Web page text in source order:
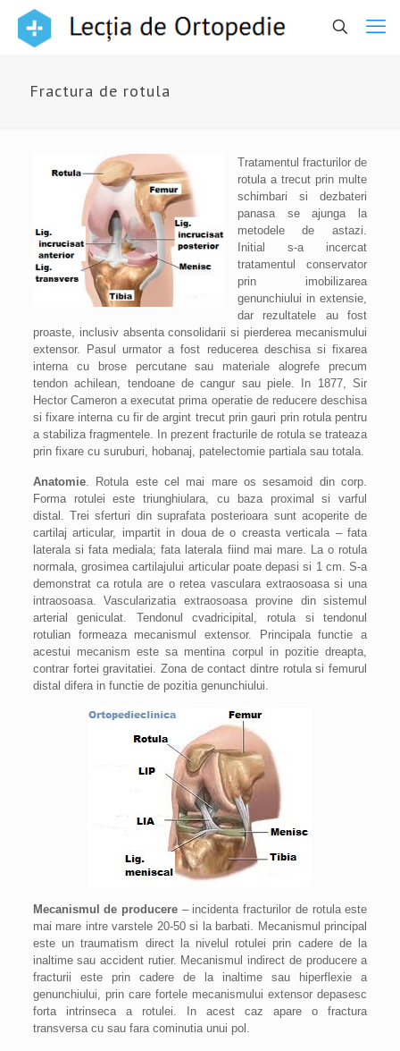
Fractura de rotula
Tratamentul fracturilor de
rotula a trecut prin multe
schimbari si dezbateri
panasa se ajunga la
metodele de astazi.
Initial s-a incercat
tratamentul conservator
prin imobilizarea
genunchiului in extensie,
dar rezultatele au fost
proaste, inclusiv absenta consolidarii si pierderea mecanismului
extensor. Pasul urmator a fost reducerea deschisa si fixarea
interna cu brose percutane sau materiale alogrefe precum
tendon achilean, tendoane de cangur sau piele. In 1877, Sir
Hector Cameron a executat prima operatie de reducere deschisa
si fixare interna cu fir de argint trecut prin gauri prin rotula pentru
a stabiliza fragmentele. In prezent fracturile de rotula se trateaza
prin fixare cu suruburi, hobanaj, patelectomie partiala sau totala.
Anatomie. Rotula este cel mai mare os sesamoid din corp.
Forma rotulei este triunghiulara, cu baza proximal si varful
distal. Trei sferturi din suprafata posterioara sunt acoperite de
cartilaj articular, impartit in doua de o creasta verticala – fata
laterala si fata mediala; fata laterala fiind mai mare. La o rotula
normala, grosimea cartilajului articular poate depasi si 1 cm. S-a
demonstrat ca rotula are o retea vasculara extraosoasa si una
intraosoasa. Vascularizatia extraosoasa provine din sistemul
arterial geniculat. Tendonul cvadricipital, rotula si tendonul
rotulian formeaza mecanismul extensor. Principala functie a
acestui mecanism este sa mentina corpul in pozitie dreapta,
contrar fortei gravitatiei. Zona de contact dintre rotula si femurul
distal difera in functie de pozitia genunchiului.
Mecanismul de producere – incidenta fracturilor de rotula este
mai mare intre varstele 20-50 si la barbati. Mecanismul principal
este un traumatism direct la nivelul rotulei prin cadere de la
inaltime sau accident rutier. Mecanismul indirect de producere a
fracturii este prin cadere de la inaltime sau hiperflexie a
genunchiului, prin care fortele mecanismului extensor depasesc
forta intrinseca a rotulei. In acest caz apare o fractura
transversa cu sau fara cominutia unui pol.